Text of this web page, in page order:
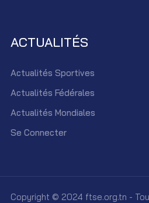
ACTUALITÉS
Actualités Sportives
Actualités Fédérales
Actualités Mondiales
Se Connecter
Copyright © 2024 ftse.org.tn -